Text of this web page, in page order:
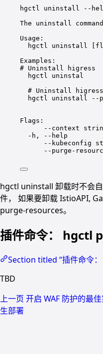
hgctl uninstall
--
The
uninstall command
Usage:
hgctl
uninstall
Examples:
# Uninstall higress
hgctl
uninstal
# Uninstall
hgctl
uninstall --
Flags:
--context
-h,
--help
--kubeconfig
--purge-
hgctl uninstall 卸载时不会
件， 如果要卸载 IstioAPI,
purge-resources。
插件命令： hgctl
Section titled “插件命令
TBD
上一页 开启 WAF 防护的最
生部署